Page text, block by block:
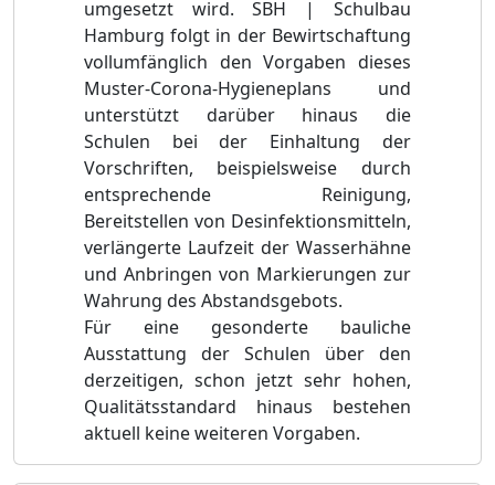
umgesetzt wird. SBH | Schulbau
Hamburg folgt in der Bewirtschaftung
vollumfänglich den Vorgaben dieses
Muster-Corona-Hygieneplans und
unterstützt darüber hinaus die
Schulen bei der Einhaltung der
Vorschriften, beispielsweise durch
entsprechende Reinigung,
Bereitstellen von Desinfektionsmitteln,
verlängerte Laufzeit der Wasserhähne
und Anbringen von Markierungen zur
Wahrung des Abstandsgebots.
Für eine gesonderte bauliche
Ausstattung der Schulen über den
derzeitigen, schon jetzt sehr hohen,
Qualitätsstandard hinaus bestehen
aktuell keine weiteren Vorgaben.